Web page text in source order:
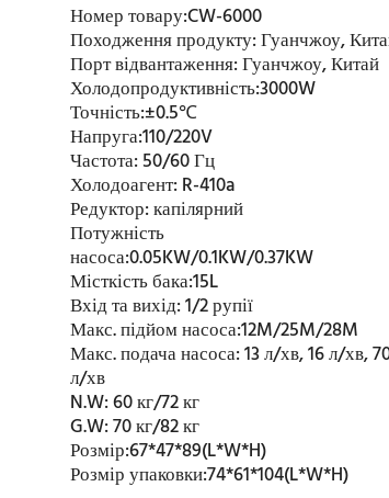
Номер товару:CW-6000
Походження продукту:Гуанчжоу,
Порт відвантаження:Гуанчжоу, Китай
Холодопродуктивність:3000W
Точність:±0.5℃
Напруга:110/220V
Частота:50/60 Гц
Холодоагент:R-410a
Редуктор:капілярний
Потужність
насоса:0.05KW/0.1KW/0.37KW
Місткість бака:15L
Вхід та вихід:1/2 рупії
Макс. підйом насоса:12M/25M/28M
Макс. подача насоса:13 л/хв, 16 л/хв,
л/хв
N.W:60 кг/72 кг
G.W:70 кг/82 кг
Розмір:67*47*89(L*W*H)
Розмір упаковки:74*61*104(L*W*H)